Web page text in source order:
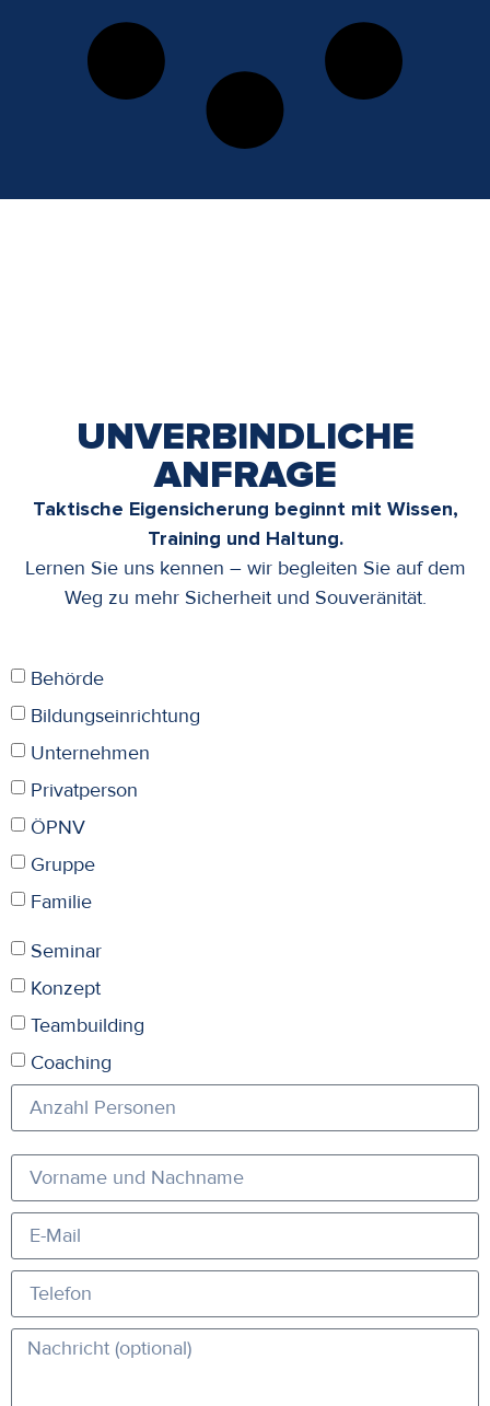
UNVERBINDLICHE
ANFRAGE
Taktische Eigensicherung beginnt mit Wissen,
Training und Haltung.
Lernen Sie uns kennen – wir begleiten Sie auf dem
Weg zu mehr Sicherheit und Souveränität.
Behörde
Bildungseinrichtung
Unternehmen
Privatperson
ÖPNV
Gruppe
Familie
Seminar
Konzept
Teambuilding
Coaching